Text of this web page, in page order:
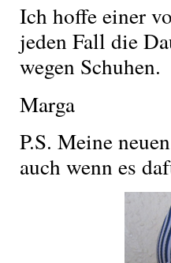
Ich hoffe einer
jeden Fall die
wegen Schuhen.
Marga
P.S. Meine
auch wenn es